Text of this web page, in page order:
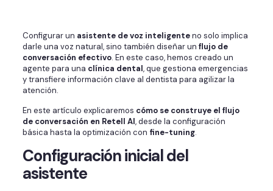
Configurar un asistente de voz inteligenteno solo implica
darle una voz natural, sino también diseñar un flujo de
conversación efectivo. En este caso, hemos creado un
agente para una clínica dental, que gestiona emergencias
y transfiere información clave al dentista para agilizar la
atención.
En este artículo explicaremos cómo se construye el flujo
de conversación en Retell AI, desde la configuración
básica hasta la optimización con fine-tuning.
Configuración inicial del
asistente